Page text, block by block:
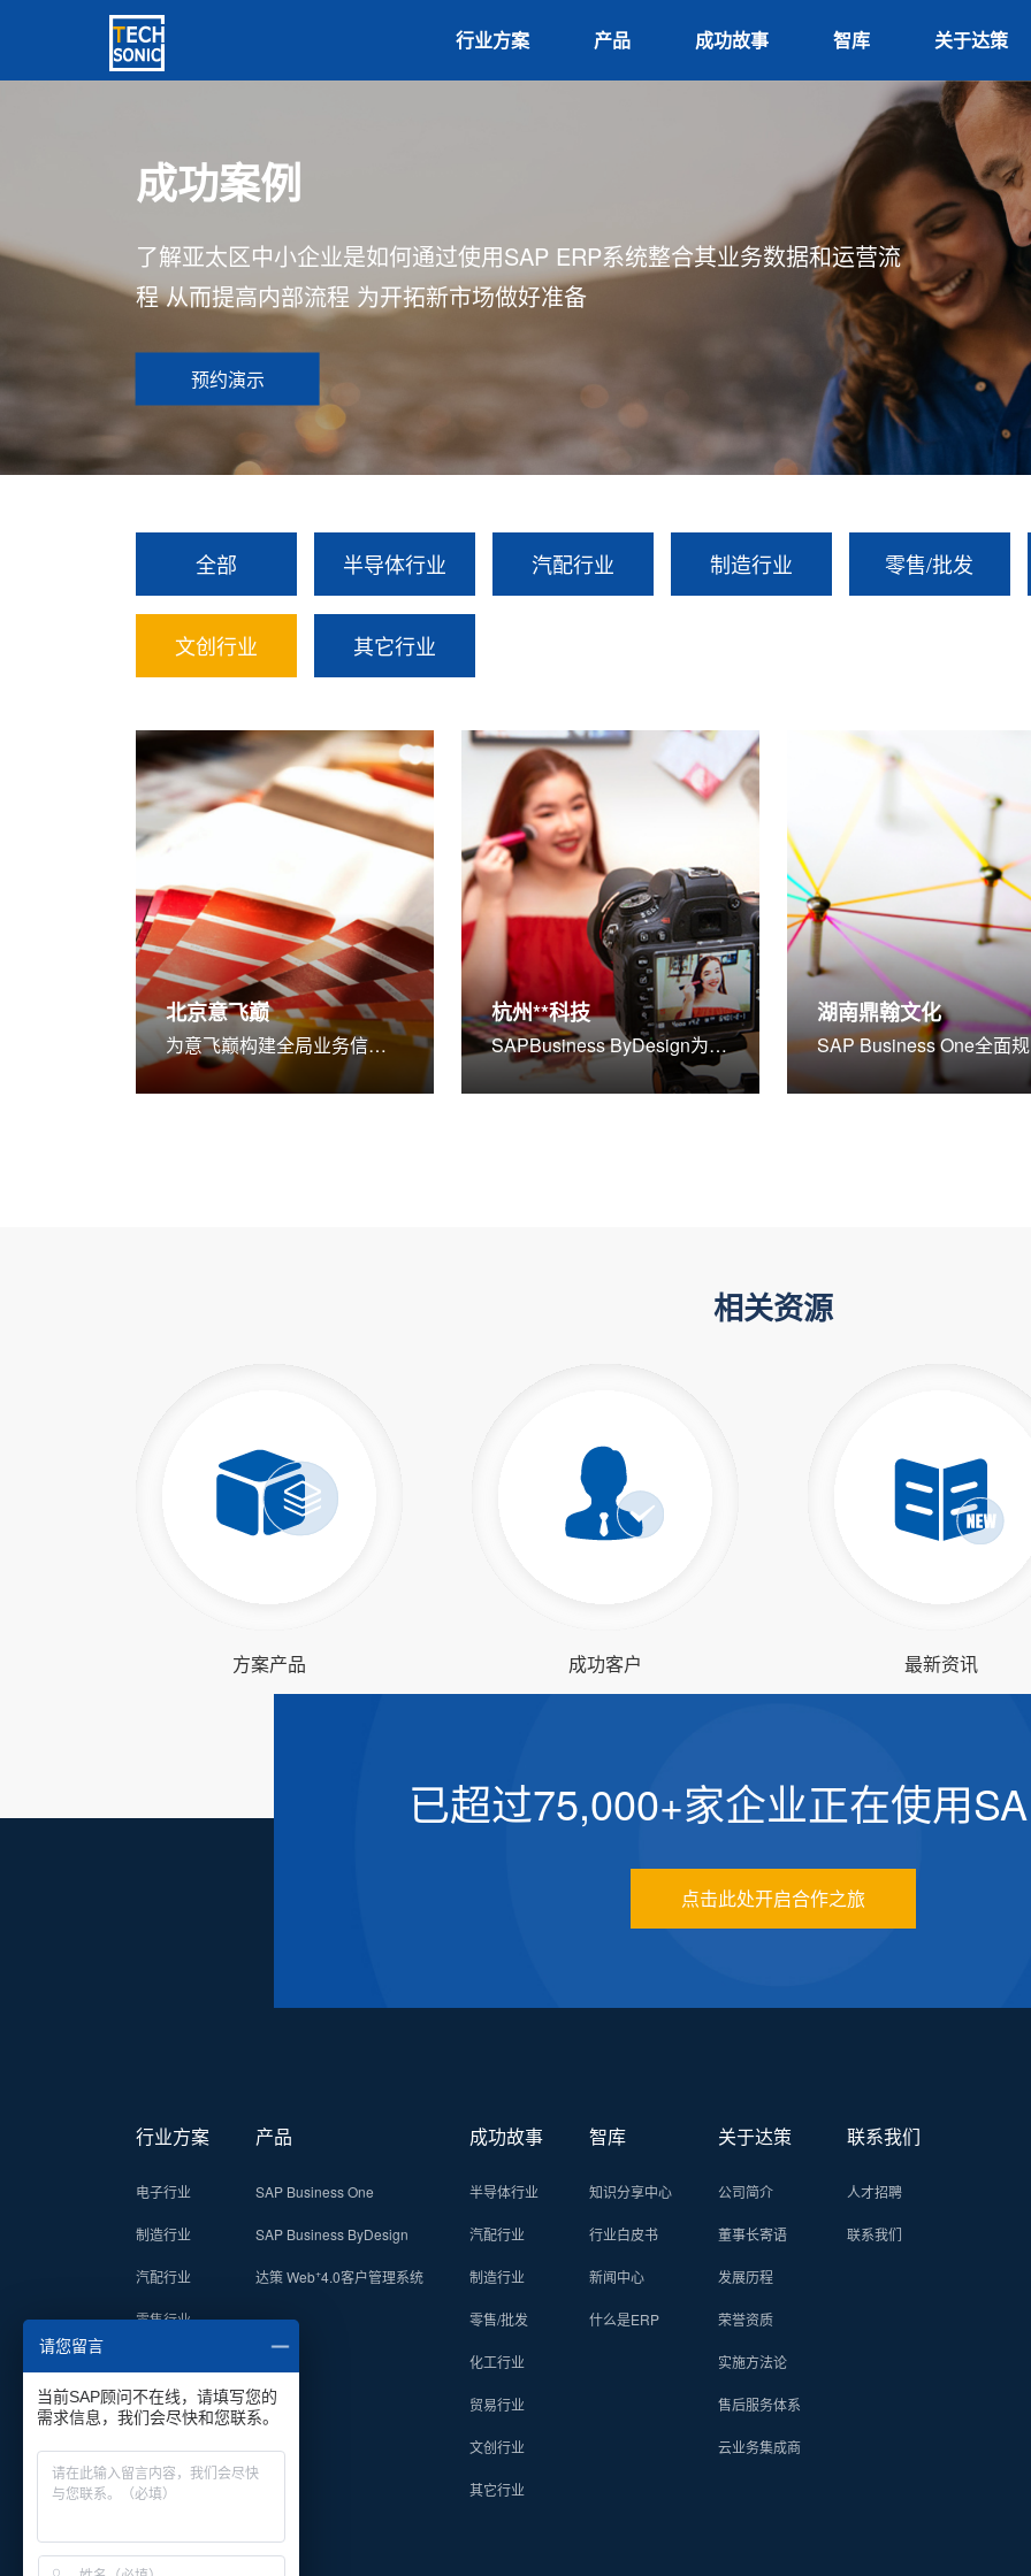
行业方案 产品 成功故事 智库 关于达策
成功案例
了解亚太区中小企业是如何通过使用SAP ERP系统整合其业务数据和运营流
程 从而提高内部流程 为开拓新市场做好准备
预约演示
全部 半导体行业 汽配行业 制造行业 零售/批发
文创行业 其它行业
北京意飞巅
为意飞巅构建全局业务信息
视图，大幅缩减管理时间成
杭州**科技
SAPBusiness ByDesign为微
**搭建强大数据管控平台，推
湖南鼎翰文化
SAP Business One全面
管理，提升企业运营
相关资源
方案产品 成功客户 最新资讯
已超过75,000+家企业正在使用
点击此处开启合作之旅
行业方案
电子行业
制造行业
汽配行业
零售行业
产品
SAP Business One
SAP Business ByDesign
达策 Web+4.0客户管理系统
成功故事
半导体行业
汽配行业
制造行业
零售/批发
化工行业
贸易行业
文创行业
其它行业
智库
知识分享中心
行业白皮书
新闻中心
什么是ERP
关于达策
公司简介
董事长寄语
发展历程
荣誉资质
实施方法论
售后服务体系
云业务集成商
联系我们
人才招聘
联系我们
请您留言
当前SAP顾问不在线，请填写您的
需求信息，我们会尽快和您联系。